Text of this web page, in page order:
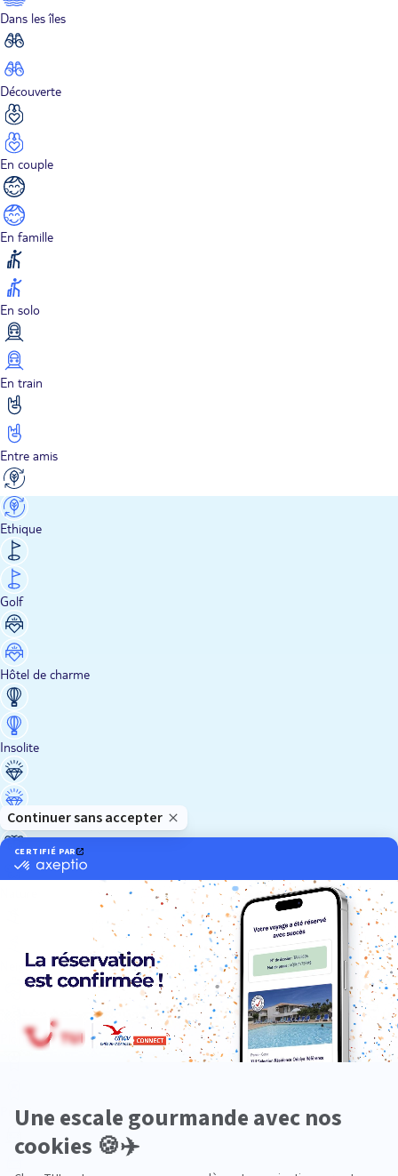
Dans les îles
Découverte
En couple
En famille
En solo
En train
Entre amis
Ethique
Golf
Hôtel de charme
Insolite
Luxe
Neige
Plongée
Premium